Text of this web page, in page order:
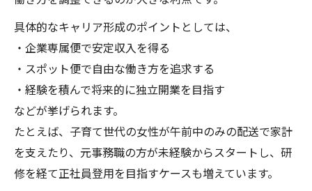
介
軽貨物で運ぶ荷物の種類と対応方法を知る
スポット便や定期便の活用術と女性の工夫
軽貨物で広がる多様な配送ニーズへの対応
策
安定収入を目指せる軽貨物の仕事環境
軽貨物の仕事で安定収入を得る働き方の秘
訣
具体的なキャリア形成のポイントとしては、
・企業専属便で安定収入を得る
・スポット便で自由な働き方を追求する
・経験を積んで将来的に独立開業を目指す
などが挙げられます。
たとえば、子育て世代の女性が午前中のみの配送で家計
を支えたり、元事務職の方が未経験からスタートし、研
修を経て正社員登用を目指すケースも増えています。